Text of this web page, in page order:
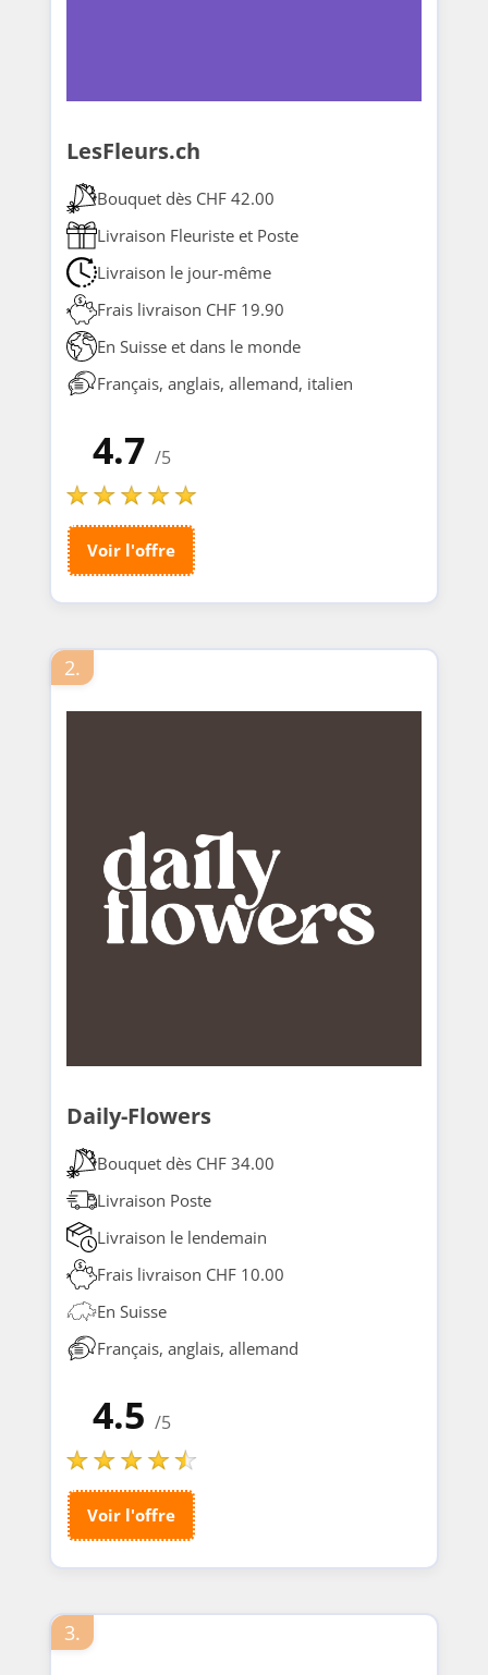
LesFleurs.ch
Bouquet dès CHF 42.00
Livraison Fleuriste et Poste
Livraison le jour-même
Frais livraison CHF 19.90
En Suisse et dans le monde
Français, anglais, allemand, italien
4.7 /5
Voir l'offre
2.
Daily-Flowers
Bouquet dès CHF 34.00
Livraison Poste
Livraison le lendemain
Frais livraison CHF 10.00
En Suisse
Français, anglais, allemand
4.5 /5
Voir l'offre
3.